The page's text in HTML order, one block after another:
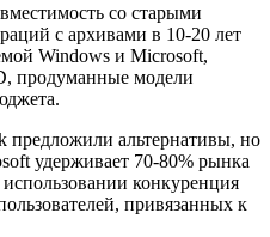
со старыми
с архивами в 10-20 лет
Windows и Microsoft,
продуманные модели
предложили альтернативы, но
удерживает 70-80% рынка
конкуренция
привязанных к